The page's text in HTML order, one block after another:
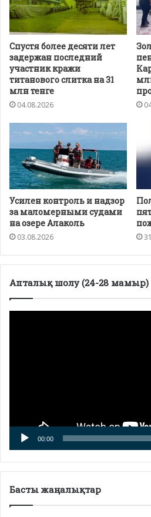
Спустя более десяти лет
задержан последний
участник кражи
титанового слитка на 31
млн тенге
04.08.2026
Усилен контроль и надзор
за маломерными судами
на озере Алаколь
03.08.2026
Апталық шолу (24-28 мамыр)
00:00
Басты жаңалықтар